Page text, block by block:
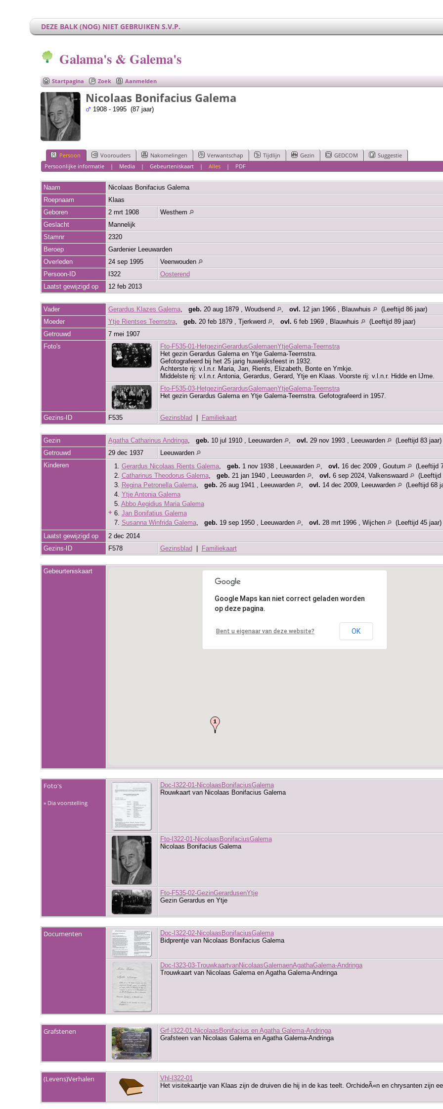
DEZE BALK (NOG) NIET GEBRUIKEN S.V.P.
Galama's & Galema's
Startpagina Zoek Aanmelden
Nicolaas Bonifacius Galema
1908 - 1995 (87 jaar)
Persoon Voorouders Nakomelingen Verwantschap Tijdlijn Gezin GEDCOM
Suggestie
Persoonlijke informatie | Media |Gebeurteniskaart |Alles | PDF
Naam Nicolaas Bonifacius Galema
Roepnaam
Klaas
Geboren
2 mrt 1908
Westhem
Geslacht
Mannelijk
Stamnr
2320
Beroep
Gardenier Leeuwarden
Overleden
24 sep 1995
Veenwouden
Persoon-ID
I322
Oosterend
Laatst gewijzigd op
12 feb 2013
Vader Gerardus Klazes Galema, geb. 20 aug 1879 , Woudsend , ovl. 12 jan 1966 , Blauwhuis
(Leeftijd 86 jaar)
Moeder
Ytje Rientses Teernstra, geb. 20 feb 1879 , Tjerkwerd , ovl. 6 feb 1969 , Blauwhuis
(Leeftijd 89 jaar)
Getrouwd
7 mei 1907
Foto's
Fto-F535-01-HetgezinGerardusGalemaenYtjeGalema-Teernstra
Het gezin Gerardus Galema en Ytje Galema-Teernstra.
Gefotografeerd bij het 25 jarig huwelijksfeest in 1932.
Achterste rij: v.l.n.r. Maria, Jan, Rients, Elizabeth, Bonte en Ymkje.
Middelste rij: v.l.n.r. Antonia, Gerardus, Gerard, Ytje en Klaas. Voorste rij: v.l.n.r. Hidde en IJme.
Fto-F535-03-HetgezinGerardusGalemaenYtjeGalema-Teernstra
Het gezin Gerardus Galema en Ytje Galema-Teernstra. Gefotografeerd in 1957.
Gezins-ID F535 Gezinsblad Familiekaart
Gezin Agatha Catharinus Andringa, geb. 10 jul 1910 , Leeuwarden , ovl. 29 nov 1993 , Leeuwarden
(Leeftijd 83 jaar)
Getrouwd
29 dec 1937
Leeuwarden
Kinderen
1. Gerardus Nicolaas Rients Galema, geb. 1 nov 1938 , Leeuwarden , ovl. 16 dec 2009 , Goutum
(Leeftijd
2. Catharinus Theodorus Galema, geb. 21 jan 1940 , Leeuwarden , ovl. 6 sep 2024, Valkenswaard
(Leeftijd
3. Regina Petronella Galema, geb. 26 aug 1941 , Leeuwarden , ovl. 14 dec 2009, Leeuwarden
(Leeftijd 68
4. Ytje Antonia Galema
5. Abbo Aegidius Maria Galema
+ 6. Jan Bonifatius Galema
7. Susanna Winfrida Galema, geb. 19 sep 1950 , Leeuwarden , ovl. 28 mrt 1996 , Wijchen
(Leeftijd 45 jaar)
Laatst gewijzigd op
2 dec 2014
Gezins-ID
F578 Gezinsblad Familiekaart
Gebeurteniskaart
Google Maps kan niet correct geladen worden
op deze pagina.
Bent u eigenaar van deze website? OK
Foto's
» Dia voorstelling
Doc-I322-01-NicolaasBonifaciusGalema
Rouwkaart van Nicolaas Bonifacius Galema
Fto-I322-01-NicolaasBonifaciusGalema
Nicolaas Bonifacius Galema
Fto-F535-02-GezinGerardusenYtje
Gezin Gerardus en Ytje
Documenten
Doc-I322-02-NicolaasBonifaciusGalema
Bidprentje van Nicolaas Bonifacius Galema
Doc-I323-03-TrouwkaartvanNicolaasGalemaenAgathaGalema-Andringa
Trouwkaart van Nicolaas Galema en Agatha Galema-Andringa
Grafstenen
Grf-I322-01-NicolaasBonifacius en Agatha Galema-Andringa
Grafsteen van Nicolaas Galema en Agatha Galema-Andringa
(Levens)Verhalen
Vhl-I322-01
Het visitekaartje van Klaas zijn de druiven die hij in de kas teelt. OrchideÃ«n en chrysanten zijn